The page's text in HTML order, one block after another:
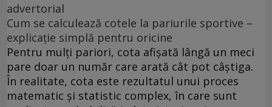
advertorial
Cum se calculează cotele la pariurile sportive –
explicație simplă pentru oricine
Pentru mulți pariori, cota afișată lângă un meci
pare doar un număr care arată cât pot câștiga.
În realitate, cota este rezultatul unui proces
matematic și statistic complex, în care sunt